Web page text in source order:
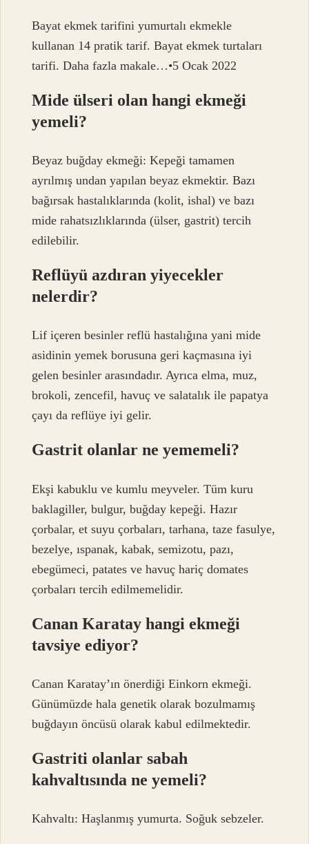
Bayat ekmek tarifini yumurtalı ekmekle
kullanan 14 pratik tarif. Bayat ekmek turtaları
tarifi. Daha fazla makale…•5 Ocak 2022
Mide ülseri olan hangi ekmeği
yemeli?
Beyaz buğday ekmeği: Kepeği tamamen
ayrılmış undan yapılan beyaz ekmektir. Bazı
bağırsak hastalıklarında (kolit, ishal) ve bazı
mide rahatsızlıklarında (ülser, gastrit) tercih
edilebilir.
Reflüyü azdıran yiyecekler
nelerdir?
Lif içeren besinler reflü hastalığına yani mide
asidinin yemek borusuna geri kaçmasına iyi
gelen besinler arasındadır. Ayrıca elma, muz,
brokoli, zencefil, havuç ve salatalık ile papatya
çayı da reflüye iyi gelir.
Gastrit olanlar ne yememeli?
Ekşi kabuklu ve kumlu meyveler. Tüm kuru
baklagiller, bulgur, buğday kepeği. Hazır
çorbalar, et suyu çorbaları, tarhana, taze fasulye,
bezelye, ıspanak, kabak, semizotu, pazı,
ebegümeci, patates ve havuç hariç domates
çorbaları tercih edilmemelidir.
Canan Karatay hangi ekmeği
tavsiye ediyor?
Canan Karatay’ın önerdiği Einkorn ekmeği.
Günümüzde hala genetik olarak bozulmamış
buğdayın öncüsü olarak kabul edilmektedir.
Gastriti olanlar sabah
kahvaltısında ne yemeli?
Kahvaltı: Haşlanmış yumurta. Soğuk sebzeler.